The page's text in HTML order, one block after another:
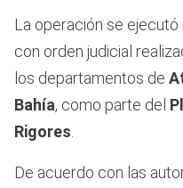
La operación se
con orden judicial
los departamentos de
Bahía, como parte del
Rigores
De acuerdo con las